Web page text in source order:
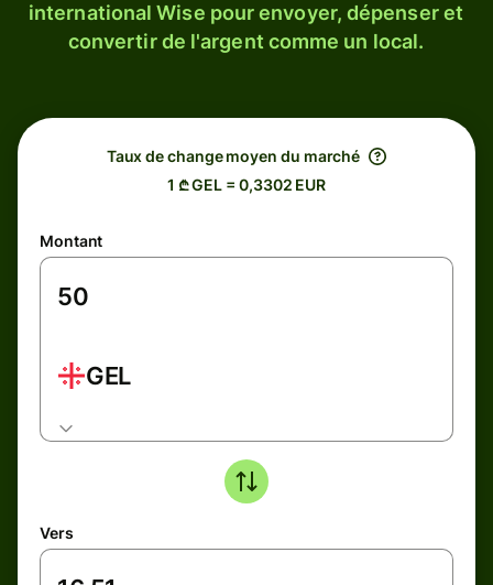
international Wise pour envoyer, dépenser et
convertir de l'argent comme un local.
Taux de change moyen du marché
1 ₾ GEL = 0,3302 EUR
Montant
GEL
Vers